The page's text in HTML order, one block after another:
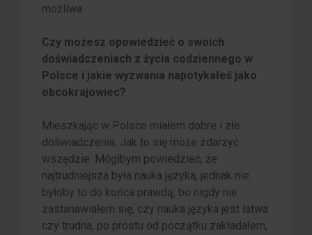
możliwa.
Czy możesz opowiedzieć o swoich
doświadczeniach z życia codziennego w
Polsce i jakie wyzwania napotykałeś jako
obcokrajowiec?
Mieszkając w Polsce miałem dobre i złe
doświadczenia. Jak to się może zdarzyć
wszędzie. Mógłbym powiedzieć, że
najtrudniejsza była nauka języka, jednak nie
byłoby to do końca prawdą, bo nigdy nie
zastanawiałem się, czy nauka języka jest łatwa
czy trudna, po prostu od początku zakładałem,